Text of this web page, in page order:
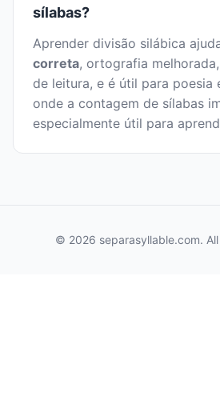
sílabas?
Aprender divisão silábica
correta, ortografia
de leitura, e é útil para poesia
onde a contagem de sílabas
especialmente útil para
© 2026 separasyllable.com.